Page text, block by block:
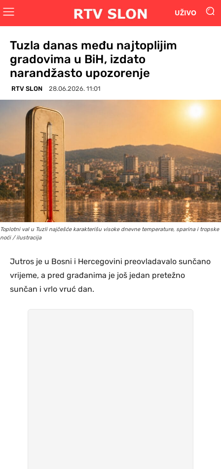
UŽIVO
Tuzla danas među najtoplijim
gradovima u BiH, izdato
narandžasto upozorenje
RTV SLON 28.06.2026. 11:01
Toplotni val u Tuzli najčešće karakterišu visoke dnevne temperature, sparina i tropske
noći / ilustracija
Jutros je u Bosni i Hercegovini preovladavalo sunčano
vrijeme, a pred građanima je još jedan pretežno
sunčan i vrlo vruć dan.